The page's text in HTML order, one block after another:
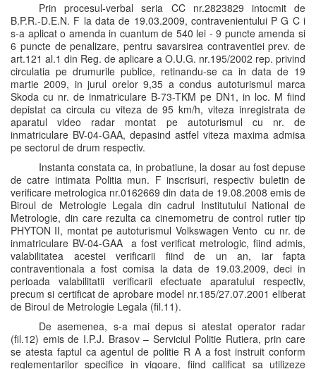
Prin procesul-verbal seria CC nr.2823829 intocmit de
B.P.R.-D.E.N. F la data de 19.03.2009, contravenientului P G C i
s-a aplicat o amenda in cuantum de 540 lei - 9 puncte amenda si
6 puncte de penalizare, pentru savarsirea contraventiei prev. de
art.121 al.1 din Reg. de aplicare a O.U.G. nr.195/2002 rep. privind
circulatia pe drumurile publice, retinandu-se ca in data de 19
martie 2009, in jurul orelor 9,35 a condus autoturismul marca
Skoda cu nr. de inmatriculare B-73-TKM pe DN1, in loc. M fiind
depistat ca circula cu viteza de 95 km/h, viteza inregistrata de
aparatul video radar montat pe autoturismul cu nr. de
inmatriculare BV-04-GAA, depasind astfel viteza maxima admisa
pe sectorul de drum respectiv.
Instanta constata ca, in probatiune, la dosar au fost depuse
de catre intimata Politia mun. F inscrisuri, respectiv buletin de
verificare metrologica nr.0162669 din data de 19.08.2008 emis de
Biroul de Metrologie Legala din cadrul Institutului National de
Metrologie, din care rezulta ca cinemometru de control rutier tip
PHYTON II, montat pe autoturismul Volkswagen Vento cu nr. de
inmatriculare BV-04-GAA a fost verificat metrologic, fiind admis,
valabilitatea acestei verificarii fiind de un an, iar fapta
contraventionala a fost comisa la data de 19.03.2009, deci in
perioada valabilitatii verificarii efectuate aparatului respectiv,
precum si certificat de aprobare model nr.185/27.07.2001 eliberat
de Biroul de Metrologie Legala (fil.11).
De asemenea, s-a mai depus si atestat operator radar
(fil.12) emis de I.P.J. Brasov – Serviciul Politie Rutiera, prin care
se atesta faptul ca agentul de politie R A a fost instruit conform
reglementarilor specifice in vigoare, fiind calificat sa utilizeze